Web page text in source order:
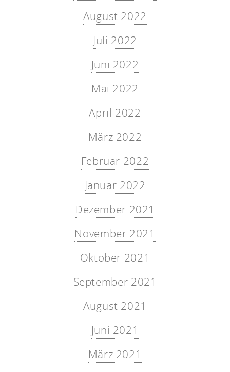
August 2022
Juli 2022
Juni 2022
Mai 2022
April 2022
März 2022
Februar 2022
Januar 2022
Dezember 2021
November 2021
Oktober 2021
September 2021
August 2021
Juni 2021
März 2021